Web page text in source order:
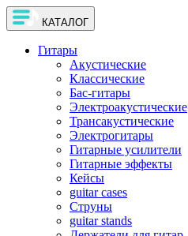
КАТАЛОГ
Гитары
Акустические
Классические
Бас-гитары
Электроакустические
Трансакустические
Электрогитары
Гитарные усилители
Гитарные эффекты
Кейсы
guitar cases
Струны
guitar stands